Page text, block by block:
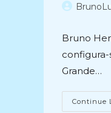
Autor
Bruno
Grande…
Continue